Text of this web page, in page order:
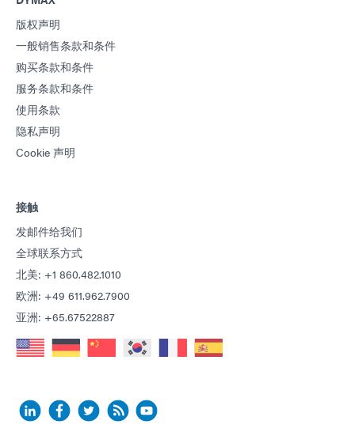
版权声明
一般销售条款和条件
购买条款和条件
服务条款和条件
使用条款
隐私声明
Cookie 声明
接触
发邮件给我们
全球联系方式
北美: +1 860.482.1010
欧洲: +49 611.962.7900
亚洲: +65.67522887